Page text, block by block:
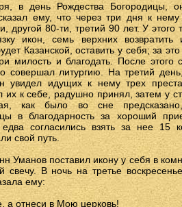
в день Рождества Богородицы,
ему, что через три дня к
другой 80-ти, третий 90 лет. У этого
икон, семь верхних
Казанской, оставить у себя; за
милость и благодать. После
совершал литургию. На третий
увидел идущих к нему трех
их к себе, радушно принял, затем у
как было во сне предсказано,
в благодарность за хороший
согласились взять за нее 15
свой путь.
Уманов поставил икону у себя в
свечу. В ночь на третье
ему:
отнеси в Мою церковь!